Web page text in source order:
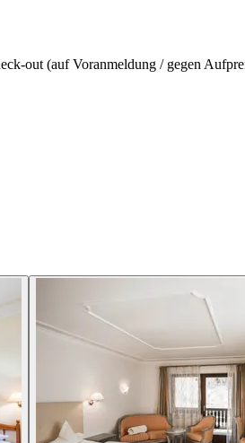
out (auf Voranmeldung / gegen